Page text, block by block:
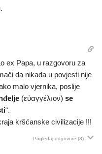
ex Papa, u razgovoru za
da nikada u povjesti nije
malo vjernika, poslije
(εὐαγγέλıον) se
“.
kršćanske civilizacije !!!
Pogledaj odgovore (3)